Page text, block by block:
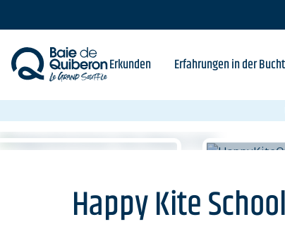
content
Erkunden Erfahrungen in der Bucht
Happy Kite